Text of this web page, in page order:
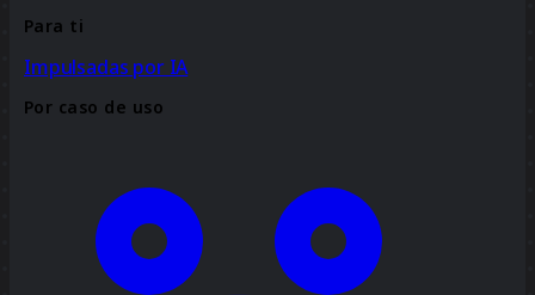
Para ti
Impulsadas por IA
Por caso de uso